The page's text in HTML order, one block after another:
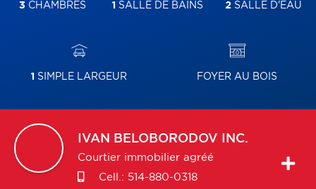
3 CHAMBRES 1 SALLE DE BAINS 2SALLE D'EAU
1 SIMPLE LARGEUR FOYER AU BOIS
IVAN BELOBORODOV INC.
Courtier immobilier agréé
Cell.: 514-880-0318